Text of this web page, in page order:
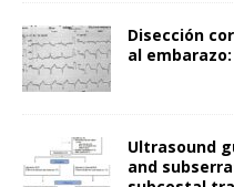
Disección
al
Ultrasound
and